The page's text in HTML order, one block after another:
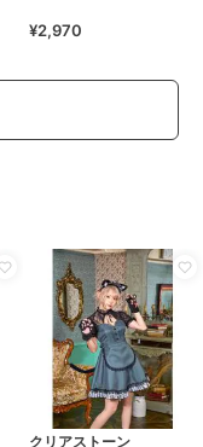
¥2,970
クリアストーン